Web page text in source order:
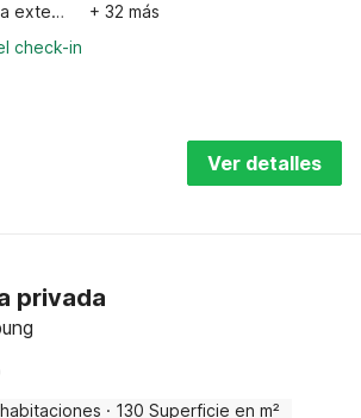
Chimenea exterior
+ 32 más
check-in
Ver detalles
privada
· 130 Superficie en m²